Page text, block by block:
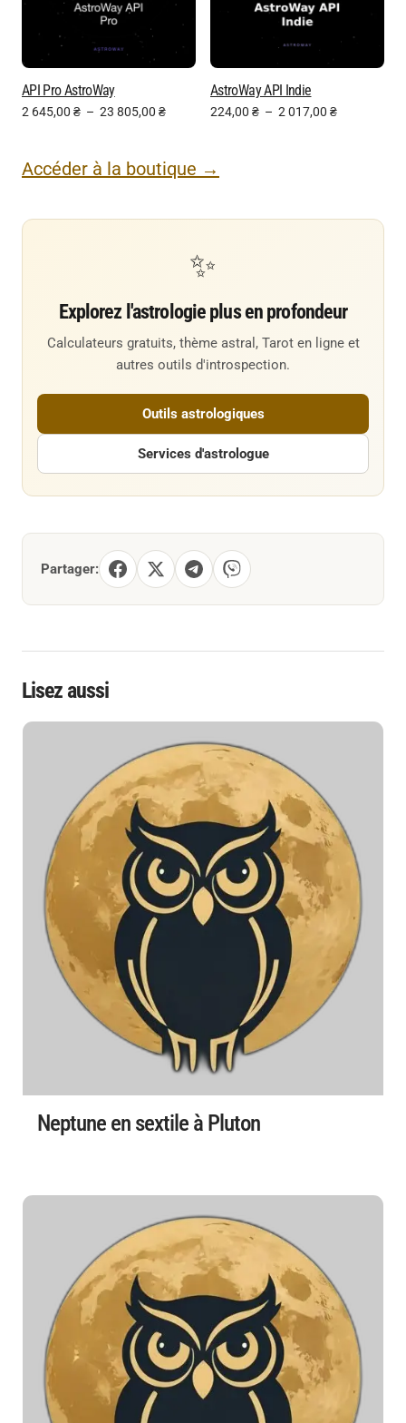
API Pro AstroWay
2 645,00 ₴ – 23 805,00 ₴
AstroWay API Indie
224,00 ₴ – 2 017,00 ₴
Accéder à la boutique →
✨
Explorez l'astrologie plus en profondeur
Calculateurs gratuits, thème astral, Tarot en ligne et
autres outils d'introspection.
Outils astrologiques
Services d'astrologue
Partager:
Lisez aussi
Neptune en sextile à Pluton